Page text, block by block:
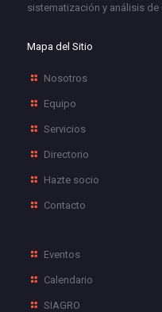
sistematización y análisis
Mapa del Sitio
Nosotros
Equipo
Servicios
Directorio
Hazte socio
Contacto
Eventos
Calendario
SIAGRO